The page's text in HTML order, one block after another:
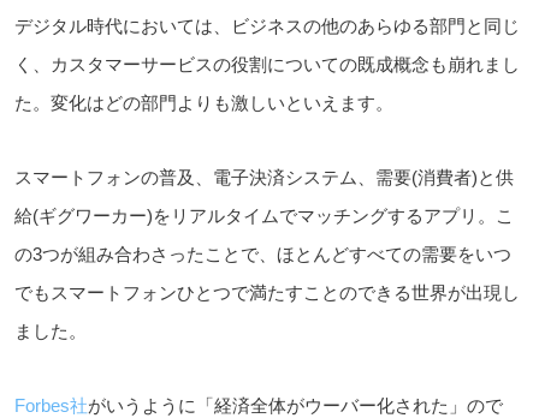
デジタル時代においては、ビジネスの他のあらゆる部門と同じ
く、カスタマーサービスの役割についての既成概念も崩れまし
た。変化はどの部門よりも激しいといえます。
スマートフォンの普及、電子決済システム、需要(消費者)と供
給(ギグワーカー)をリアルタイムでマッチングするアプリ。こ
の3つが組み合わさったことで、ほとんどすべての需要をいつ
でもスマートフォンひとつで満たすことのできる世界が出現し
ました。
Forbes社がいうように「経済全体がウーバー化された」ので